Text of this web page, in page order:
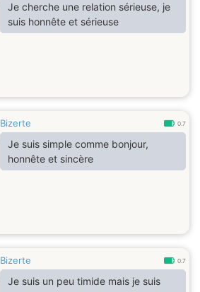
Je cherche une relation sérieuse, je
suis honnête et sérieuse
Bizerte 0.7
Je suis simple comme bonjour,
honnête et sincère
Bizerte 0.7
Je suis un peu timide mais je suis